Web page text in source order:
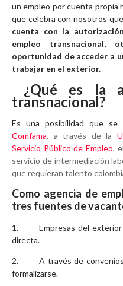
un empleo por cuenta propia
que celebra con nosotros que
cuenta con la
empleo transnacional,
oportunidad de acceder a
trabajar en el exterior.
¿Qué es la
transnacional?
Es una posibilidad que
Comfama, a través de la
Servicio Público de Empleo,
servicio de intermediación
que requieran talento
Como agencia de
tres fuentes de
1. Empresas del exterior
directa.
2. A través de convenios
formalizarse.